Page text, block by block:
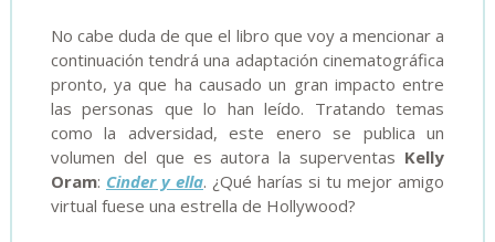
No cabe duda de que el libro que voy a mencionar a
continuación tendrá una adaptación cinematográfica
pronto, ya que ha causado un gran impacto entre
las personas que lo han leído. Tratando temas
como la adversidad, este enero se publica un
volumen del que es autora la superventas Kelly
Oram: Cinder y ella. ¿Qué harías si tu mejor amigo
virtual fuese una estrella de Hollywood?